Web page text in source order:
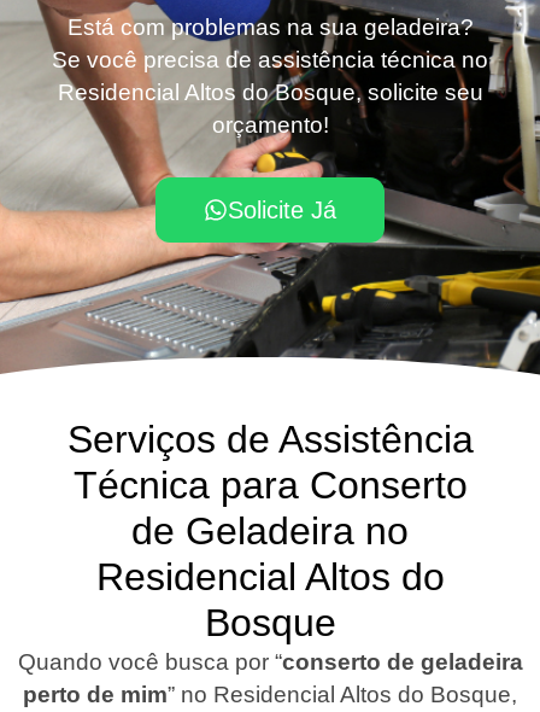
Está com problemas na sua geladeira?
Se você precisa de assistência técnica no
Residencial Altos do Bosque, solicite seu
orçamento!
Solicite Já
Serviços de Assistência
Técnica para Conserto
de Geladeira no
Residencial Altos do
Bosque
Quando você busca por “conserto de geladeira
perto de mim” no Residencial Altos do Bosque,